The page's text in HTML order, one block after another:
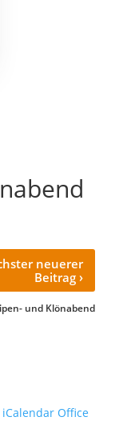
neuerer
Beitrag›
und Klönabend
iCalendar Office